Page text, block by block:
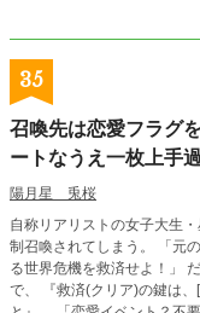
35
召喚先は恋愛フラグ
ートなうえ一枚上手
陽月星 兎桜
自称リアリストの女子大生
制召喚されてしまう。 「元の世界に帰りたければ、星のかけらを集め、迫りく
る世界危機を救済せよ！」 だが、その条件はリアリストな璃愛にとっては最悪
で、 『救済(クリア)の鍵は、[星の名]を持つ仲間を見つけ、恋愛で絆を深めるこ